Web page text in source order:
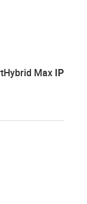
Max IP